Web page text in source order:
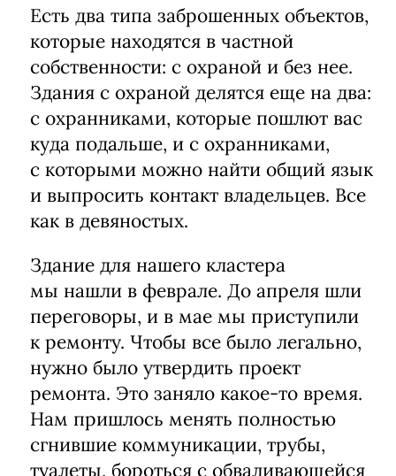
Есть два типа заброшенных объектов,
которые находятся в частной
собственности: с охраной и без нее.
Здания с охраной делятся еще на два:
с охранниками, которые пошлют вас
куда подальше, и с охранниками,
с которыми можно найти общий язык
и выпросить контакт владельцев. Все
как в девяностых.
Здание для нашего кластера
мы нашли в феврале. До апреля шли
переговоры, и в мае мы приступили
к ремонту. Чтобы все было легально,
нужно было утвердить проект
ремонта. Это заняло какое-то время.
Нам пришлось менять полностью
сгнившие коммуникации, трубы,
туалеты, бороться с обваливающейся